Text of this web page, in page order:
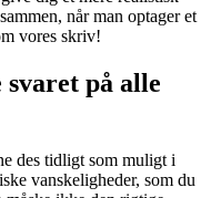
når man optager et
vores skriv!
på alle
des tidligt som muligt i
vanskeligheder, som du